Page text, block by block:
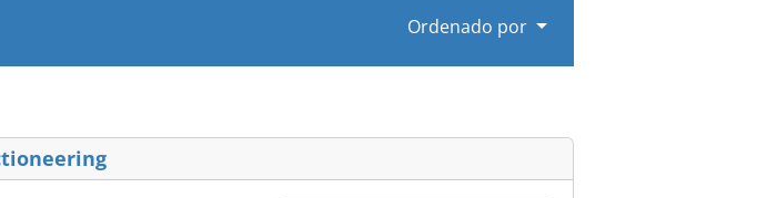
Ordenado por